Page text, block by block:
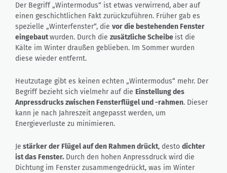
Der Begriff „Wintermodus“ ist etwas verwirrend, aber auf
einen geschichtlichen Fakt zurückzuführen. Früher gab es
spezielle „Winterfenster“, die vor die bestehenden Fenster
eingebautwurden. Durch die zusätzliche Scheibe ist die
Kälte im Winter draußen geblieben. Im Sommer wurden
diese wieder entfernt.
Heutzutage gibt es keinen echten „Wintermodus“ mehr. Der
Begriff bezieht sich vielmehr auf die Einstellung des
Anpressdrucks zwischen Fensterflügel und -rahmen. Dieser
kann je nach Jahreszeit angepasst werden, um
Energieverluste zu minimieren.
Je stärker der Flügel auf den Rahmen drückt, desto dichter
ist das Fenster. Durch den hohen Anpressdruck wird die
Dichtung im Fenster zusammengedrückt, was im Winter